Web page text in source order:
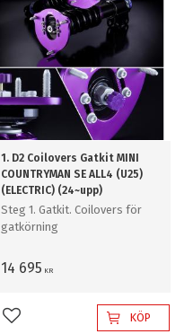
1. D2 Coilovers Gatkit MINI
COUNTRYMAN SE ALL4 (U25)
(ELECTRIC) (24~upp)
Steg 1. Gatkit. Coilovers för
gatkörning
14 695 KR
Lägg till i favoriterKÖP